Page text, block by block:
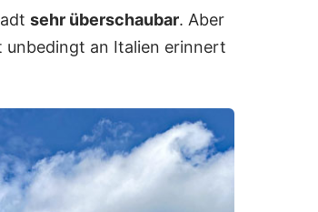
sehr überschaubar. Aber
an Italien erinnert